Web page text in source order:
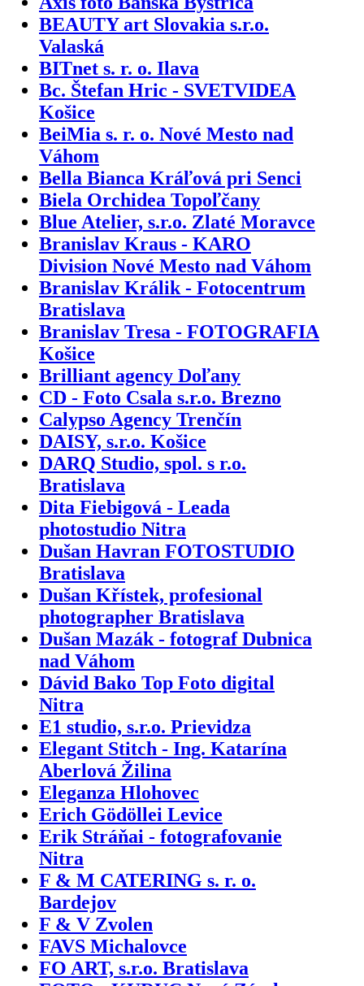
BEAUTY art Slovakia s.r.o.
Valaská
BITnet s. r. o. Ilava
Bc. Štefan Hric - SVETVIDEA
Košice
BeiMia s. r. o. Nové Mesto nad
Váhom
Bella Bianca Kráľová pri Senci
Biela Orchidea Topoľčany
Blue Atelier, s.r.o. Zlaté Moravce
Branislav Kraus - KARO
Division Nové Mesto nad Váhom
Branislav Králik - Fotocentrum
Bratislava
Branislav Tresa - FOTOGRAFIA
Košice
Brilliant agency Doľany
CD - Foto Csala s.r.o. Brezno
Calypso Agency Trenčín
DAISY, s.r.o. Košice
DARQ Studio, spol. s r.o.
Bratislava
Dita Fiebigová - Leada
photostudio Nitra
Dušan Havran FOTOSTUDIO
Bratislava
Dušan Křístek, profesional
photographer Bratislava
Dušan Mazák - fotograf Dubnica
nad Váhom
Dávid Bako Top Foto digital
Nitra
E1 studio, s.r.o. Prievidza
Elegant Stitch - Ing. Katarína
Aberlová Žilina
Eleganza Hlohovec
Erich Gödöllei Levice
Erik Stráňai - fotografovanie
Nitra
F & M CATERING s. r. o.
Bardejov
F & V Zvolen
FAVS Michalovce
FO ART, s.r.o. Bratislava